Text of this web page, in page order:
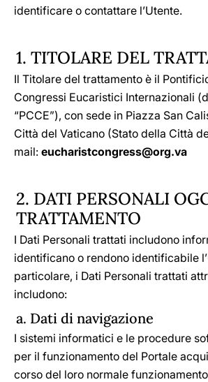
identificare o contattare l’Utente.
1. TITOLARE DEL
Il Titolare del trattamento è il
Congressi Eucaristici Internazionali
“PCCE”), con sede in Piazza San
Città del Vaticano (Stato della Città
mail: eucharistcongress@org.va
2. DATI PERSONALI
TRATTAMENTO
I Dati Personali trattati includono
identificano o rendono identificabile
particolare, i Dati Personali trattati
includono:
a. Dati di navigazione
I sistemi informatici e le procedure
per il funzionamento del Portale
corso del loro normale